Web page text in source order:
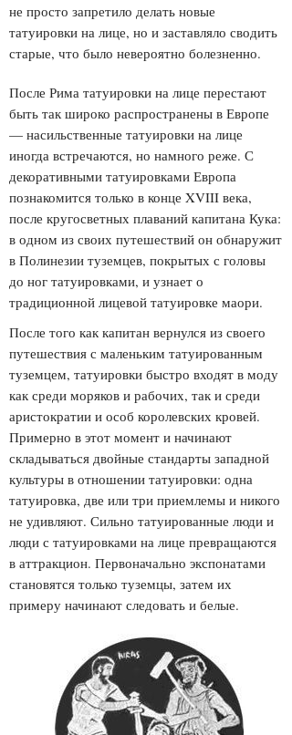
не просто запретило делать новые
татуировки на лице, но и заставляло сводить
старые, что было невероятно болезненно.
После Рима татуировки на лице перестают
быть так широко распространены в Европе
— насильственные татуировки на лице
иногда встречаются, но намного реже. С
декоративными татуировками Европа
познакомится только в конце XVIII века,
после кругосветных плаваний капитана Кука:
в одном из своих путешествий он обнаружит
в Полинезии туземцев, покрытых с головы
до ног татуировками, и узнает о
традиционной лицевой татуировке маори.
После того как капитан вернулся из своего
путешествия с маленьким татуированным
туземцем, татуировки быстро входят в моду
как среди моряков и рабочих, так и среди
аристократии и особ королевских кровей.
Примерно в этот момент и начинают
складываться двойные стандарты западной
культуры в отношении татуировки: одна
татуировка, две или три приемлемы и никого
не удивляют. Сильно татуированные люди и
люди с татуировками на лице превращаются
в аттракцион. Первоначально экспонатами
становятся только туземцы, затем их
примеру начинают следовать и белые.